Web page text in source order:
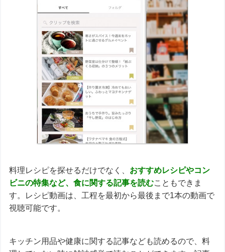
料理レシピを探せるだけでなく、 おすすめレシピやコン
ビニの特集など、食に関する記事を読むこともできま
す。レシピ動画は、工程を最初から最後まで1本の動画で
視聴可能です。
キッチン用品や健康に関する記事なども読めるので、料